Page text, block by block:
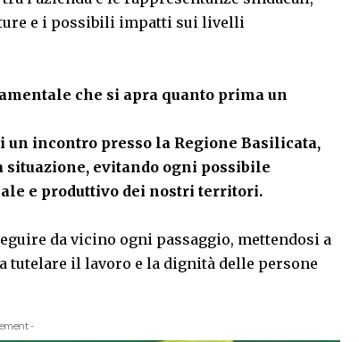
e i possibili impatti sui livelli
che si apra quanto prima un
incontro presso la Regione Basilicata,
evitando ogni possibile
e produttivo dei nostri territori.
da vicino ogni passaggio, mettendosi a
il lavoro e la dignità delle persone
-